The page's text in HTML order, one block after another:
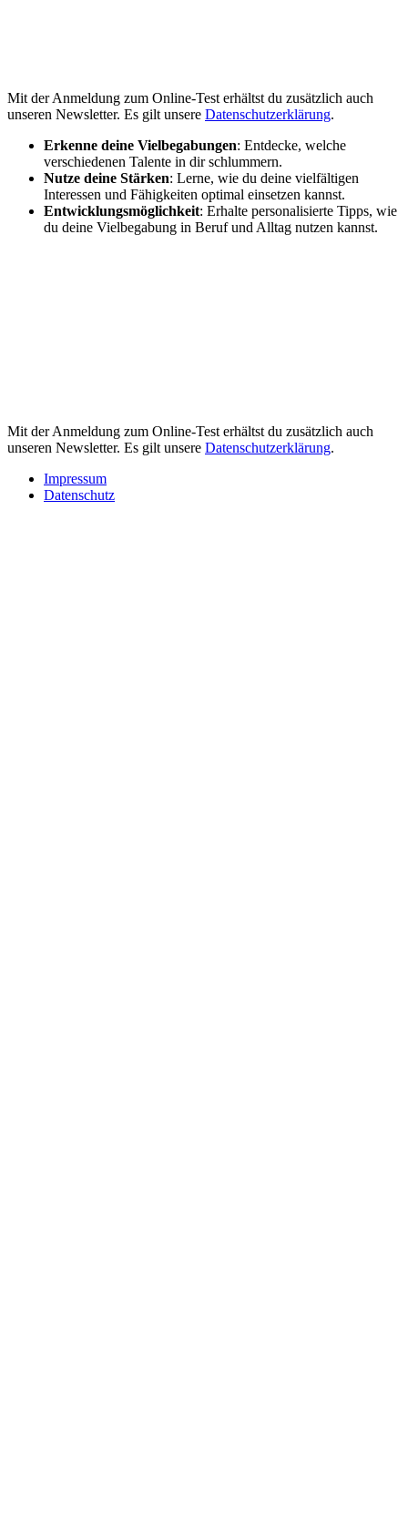
Mit der Anmeldung zum Online-Test erhältst du zusätzlich auch
unseren Newsletter. Es gilt unsere Datenschutzerklärung.
Erkenne deine Vielbegabungen: Entdecke, welche
verschiedenen Talente in dir schlummern.
Nutze deine Stärken: Lerne, wie du deine vielfältigen
Interessen und Fähigkeiten optimal einsetzen kannst.
Entwicklungsmöglichkeit: Erhalte personalisierte Tipps, wie
du deine Vielbegabung in Beruf und Alltag nutzen kannst.
Mit der Anmeldung zum Online-Test erhältst du zusätzlich auch
unseren Newsletter. Es gilt unsere Datenschutzerklärung.
Impressum
Datenschutz